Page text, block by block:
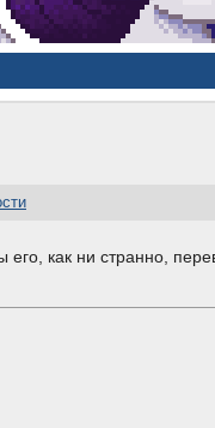
как ни странно,